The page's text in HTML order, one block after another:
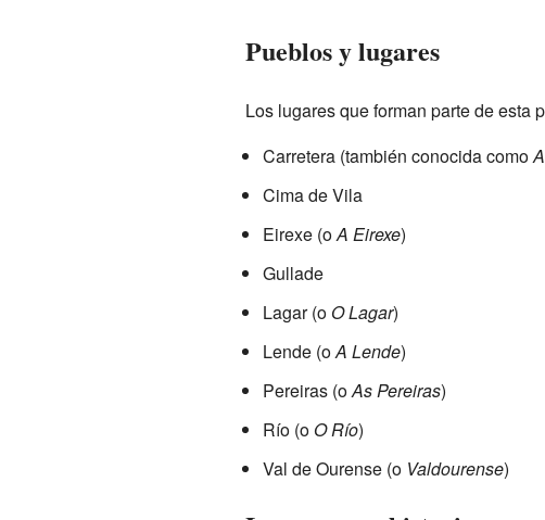
Pueblos y lugares
Los lugares que forman parte de esta
Carretera (también conocida como
Cima de Vila
Eirexe (oA Eirexe)
Gullade
Lagar (o O Lagar)
Lende (oA Lende)
Pereiras (oAs Pereiras)
Río (o O Río)
Val de Ourense (o Valdourense)